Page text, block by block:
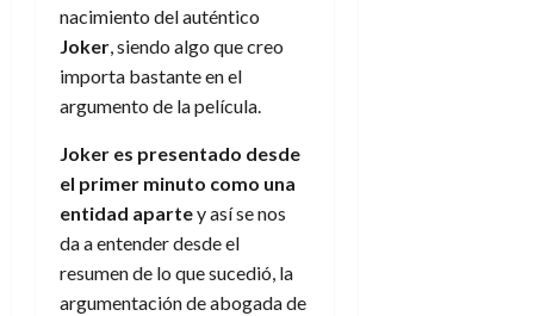
nacimiento del auténtico
Joker, siendo algo que creo
importa bastante en el
argumento de la película.
Joker es presentado desde
el primer minuto como una
entidad apartey así se nos
da a entender desde el
resumen de lo que sucedió, la
argumentación de abogada de